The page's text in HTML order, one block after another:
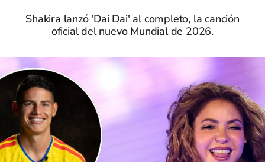
Shakira lanzó 'Dai Dai' al completo, la canción
oficial del nuevo Mundial de 2026.